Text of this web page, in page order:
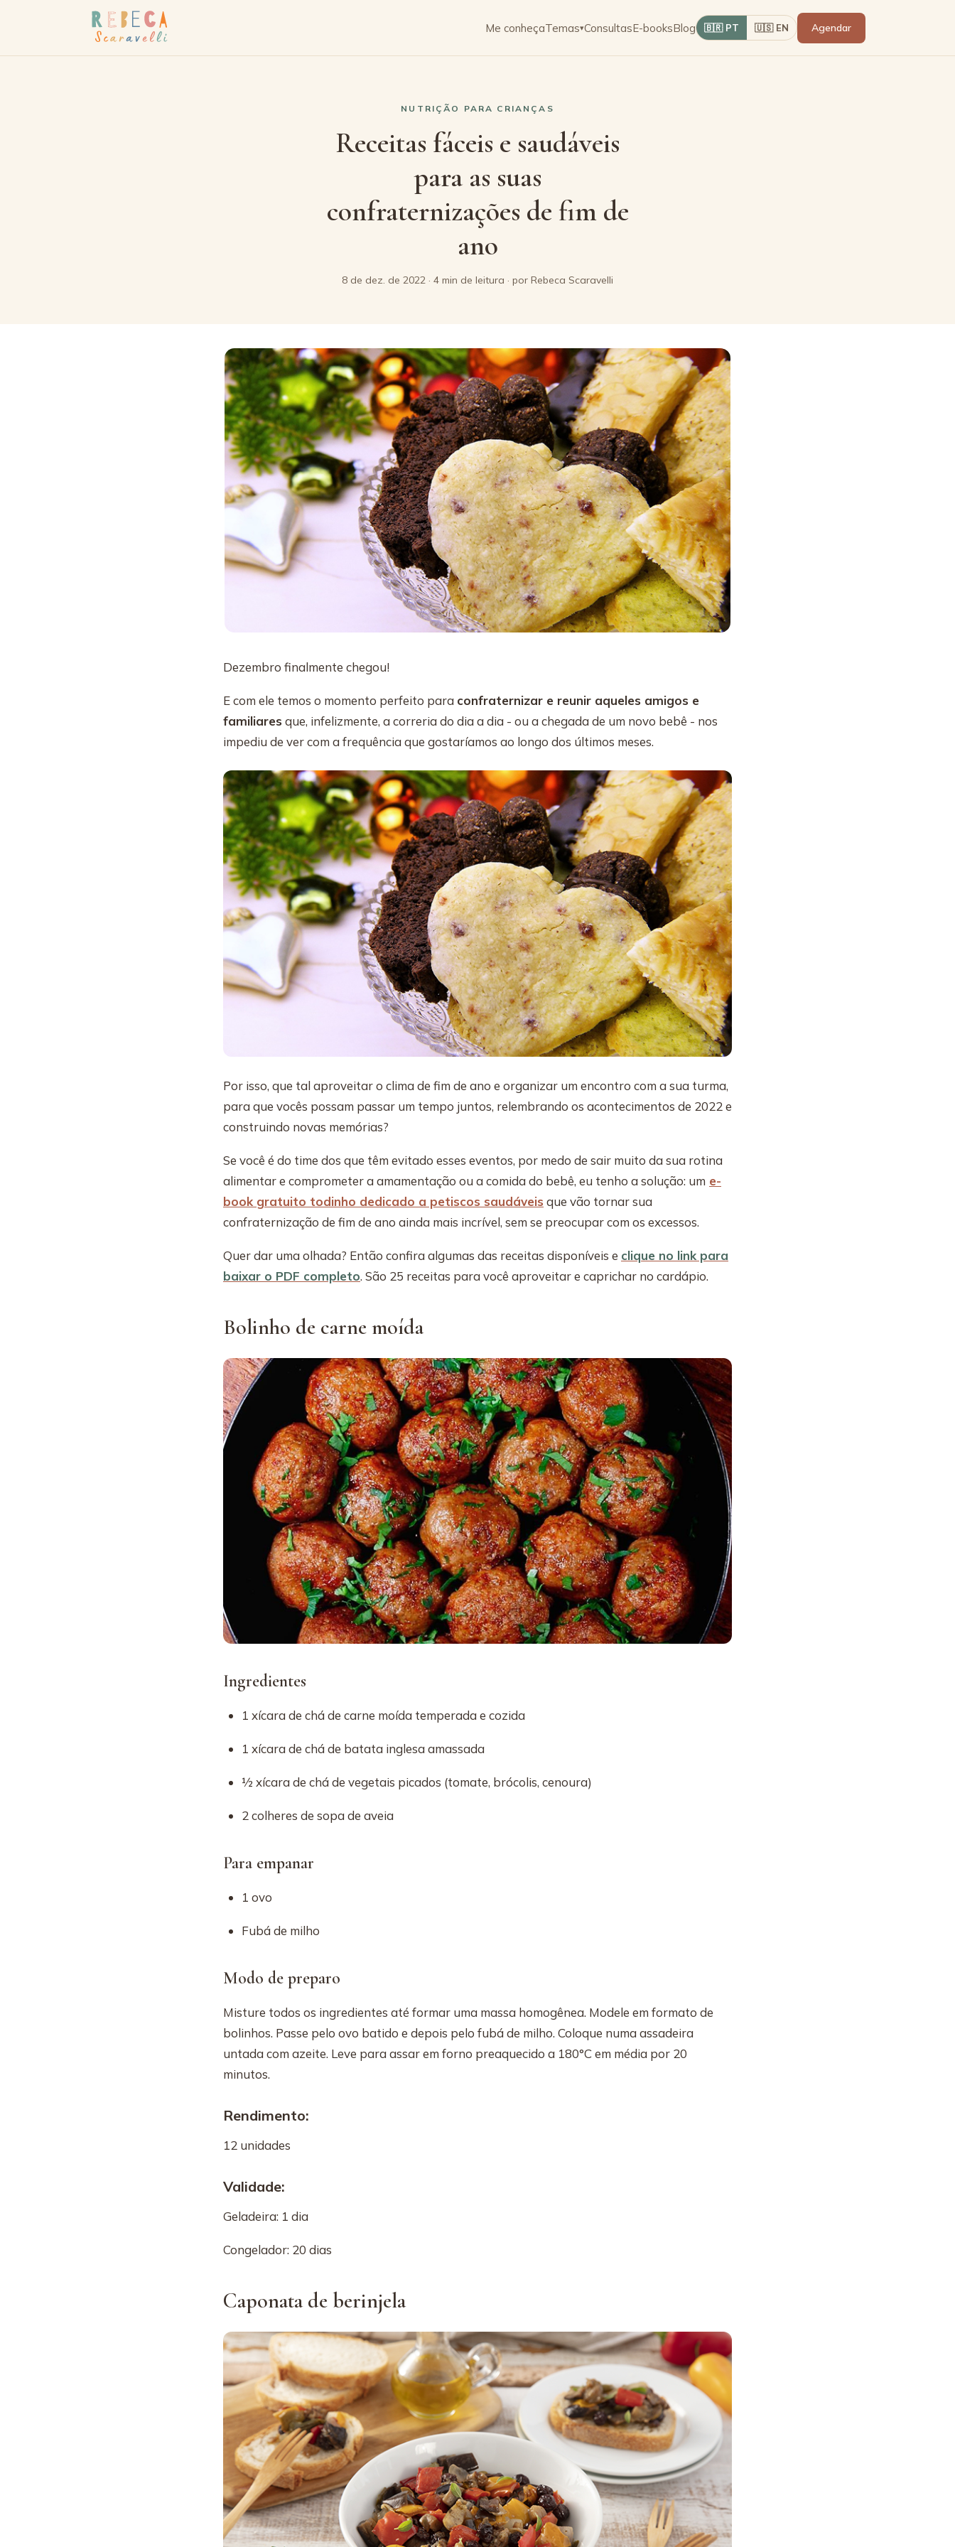
Me conheçaTemas▾ConsultasE-booksBlog 🇧🇷 PT 🇺🇸 EN Agendar
NUTRIÇÃO PARA CRIANÇAS
Receitas fáceis e saudáveis
para as suas
confraternizações de fim de
ano
8 de dez. de 2022 · 4 min de leitura · por Rebeca Scaravelli
Dezembro finalmente chegou!
E com ele temos o momento perfeito para confraternizar e reunir aqueles amigos e
familiares que, infelizmente, a correria do dia a dia - ou a chegada de um novo bebê - nos
impediu de ver com a frequência que gostaríamos ao longo dos últimos meses.
Por isso, que tal aproveitar o clima de fim de ano e organizar um encontro com a sua turma,
para que vocês possam passar um tempo juntos, relembrando os acontecimentos de 2022 e
construindo novas memórias?
Se você é do time dos que têm evitado esses eventos, por medo de sair muito da sua rotina
alimentar e comprometer a amamentação ou a comida do bebê, eu tenho a solução: um e-
book gratuito todinho dedicado a petiscos saudáveis que vão tornar sua
confraternização de fim de ano ainda mais incrível, sem se preocupar com os excessos.
Quer dar uma olhada? Então confira algumas das receitas disponíveis e clique no link para
baixar o PDF completo. São 25 receitas para você aproveitar e caprichar no cardápio.
Bolinho de carne moída
Ingredientes
1 xícara de chá de carne moída temperada e cozida
1 xícara de chá de batata inglesa amassada
½ xícara de chá de vegetais picados (tomate, brócolis, cenoura)
2 colheres de sopa de aveia
Para empanar
1 ovo
Fubá de milho
Modo de preparo
Misture todos os ingredientes até formar uma massa homogênea. Modele em formato de
bolinhos. Passe pelo ovo batido e depois pelo fubá de milho. Coloque numa assadeira
untada com azeite. Leve para assar em forno preaquecido a 180°C em média por 20
minutos.
Rendimento:
12 unidades
Validade:
Geladeira: 1 dia
Congelador: 20 dias
Caponata de berinjela